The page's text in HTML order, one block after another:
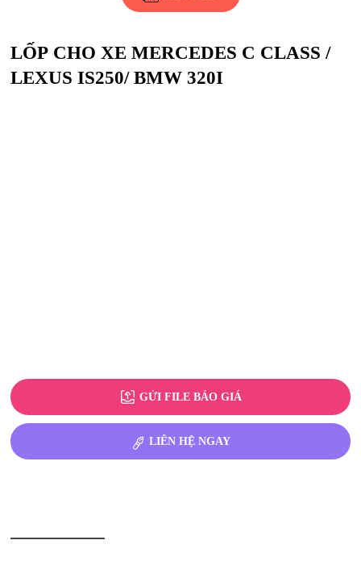
LỐP CHO XE MERCEDES C CLASS /
LEXUS IS250/ BMW 320I
GỬI FILE BÁO GIÁ
LIÊN HỆ NGAY